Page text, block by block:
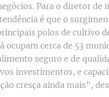
Para o diretor de
é que o
polos de cultivo
ocupam cerca de 53
seguro e de
investimentos, e
cresça ainda mais”,